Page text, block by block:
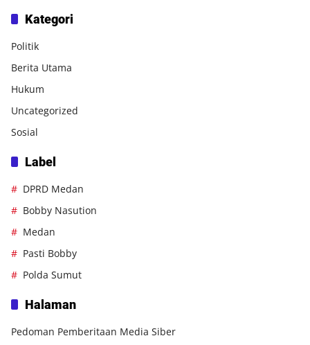
Kategori
Politik
Berita Utama
Hukum
Uncategorized
Sosial
Label
DPRD Medan
Bobby Nasution
Medan
Pasti Bobby
Polda Sumut
Halaman
Pedoman Pemberitaan Media Siber